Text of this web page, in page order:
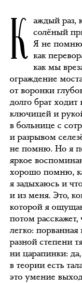
К аждый раз,
солёный
Я не помню
как
как мы
ограждение
от воронки
долго брат
ключицей и
в больнице с
и разрывом
не помню. Но я
яркое
хорошо помню,
я задыхаюсь и
и из меня. Это,
которой я
потом расскажет,
легко:
разной степени
ни царапинки:
в теории есть
это умение